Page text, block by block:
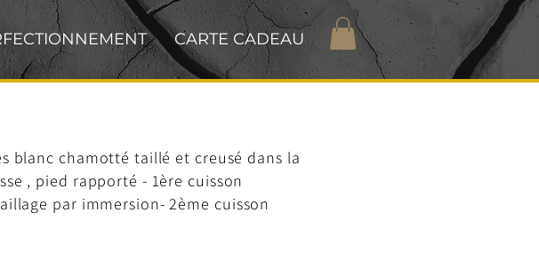
CARTE CADEAU
blanc chamotté taillé et creusé dans la
, pied rapporté - 1ère cuisson
par immersion- 2ème cuisson